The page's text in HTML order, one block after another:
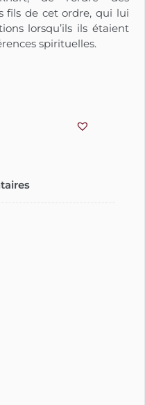
fils de cet ordre, qui lui
lorsqu’ils ils étaient
spirituelles.